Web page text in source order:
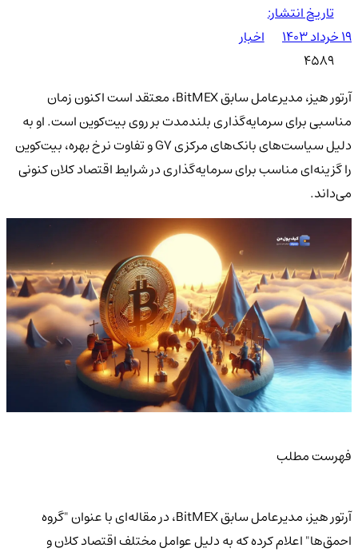
تاریخ انتشار:
۱۹ خرداد ۱۴۰۳
اخبار
4589
آرتور هیز، مدیرعامل سابق BitMEX، معتقد است اکنون زمان
مناسبی برای سرمایه‌گذاری بلندمدت بر روی بیت‌کوین است. او به
دلیل سیاست‌های بانک‌های مرکزی G7 و تفاوت نرخ بهره، بیت‌کوین
را گزینه‌ای مناسب برای سرمایه‌گذاری در شرایط اقتصاد کلان کنونی
می‌داند.
فهرست مطلب
آرتور هیز، مدیرعامل سابق BitMEX، در مقاله‌ای با عنوان "گروه
احمق‌ها" اعلام کرده که به دلیل عوامل مختلف اقتصاد کلان و